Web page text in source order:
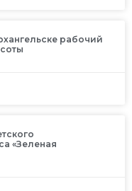
рабочий
«Зеленая